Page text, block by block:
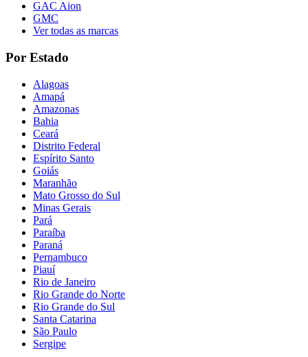
GAC Aion
GMC
Ver todas as marcas
Por Estado
Alagoas
Amapá
Amazonas
Bahia
Ceará
Distrito Federal
Espírito Santo
Goiás
Maranhão
Mato Grosso do Sul
Minas Gerais
Pará
Paraíba
Paraná
Pernambuco
Piauí
Rio de Janeiro
Rio Grande do Norte
Rio Grande do Sul
Santa Catarina
São Paulo
Sergipe